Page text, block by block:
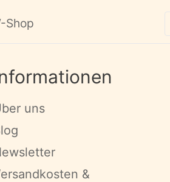
Shop
uns
&